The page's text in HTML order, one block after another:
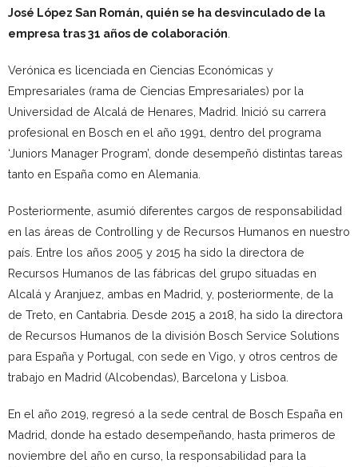
José López San Román, quién se ha desvinculado de la
empresa tras 31 años de colaboración
Verónica es licenciada en Ciencias Económicas y
Empresariales (rama de Ciencias Empresariales) por la
Universidad de Alcalá de Henares, Madrid. Inició su carrera
profesional en Bosch en el año 1991, dentro del programa
‘Juniors Manager Program’, donde desempeñó distintas tareas
tanto en España como en Alemania.
Posteriormente, asumió diferentes cargos de responsabilidad
en las áreas de Controlling y de Recursos Humanos en nuestro
país. Entre los años 2005 y 2015 ha sido la directora de
Recursos Humanos de las fábricas del grupo situadas en
Alcalá y Aranjuez, ambas en Madrid, y, posteriormente, de la
de Treto, en Cantabria. Desde 2015 a 2018, ha sido la directora
de Recursos Humanos de la división Bosch Service Solutions
para España y Portugal, con sede en Vigo, y otros centros de
trabajo en Madrid (Alcobendas), Barcelona y Lisboa.
En el año 2019, regresó a la sede central de Bosch España en
Madrid, donde ha estado desempeñando, hasta primeros de
noviembre del año en curso, la responsabilidad para la